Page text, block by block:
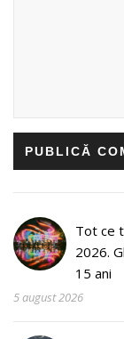
Tot ce
2026.
15 ani
5 august 2026